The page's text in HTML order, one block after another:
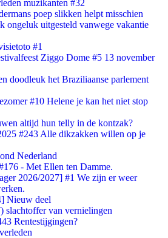
muzikanten #32
poep slikken helpt misschien
ongeluk uitgesteld vanwege vakantie
#1
Ziggo Dome #5 13 november
doodleuk het Braziliaanse parlement
#10 Helene je kan het niet stop
altijd hun telly in de kontzak?
#243 Alle dikzakken willen op je
Nederland
- Met Ellen ten Damme.
2026/2027] #1 We zijn er weer
Nieuw deel
slachtoffer van vernielingen
Rentestijgingen?